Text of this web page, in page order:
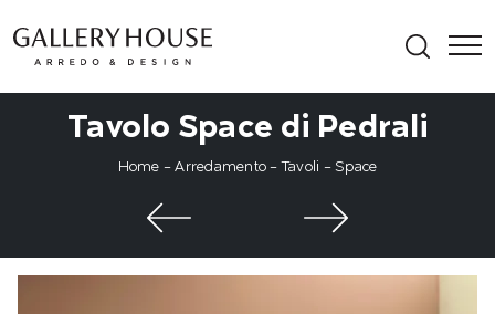
Tavolo Space di Pedrali
Home -Arredamento -Tavoli -Space